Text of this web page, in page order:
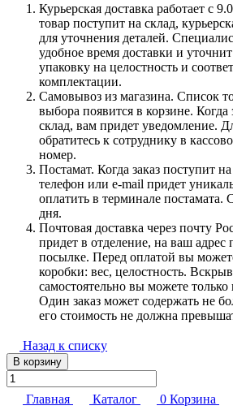
Курьерская доставка работает с
товар поступит на склад,
для уточнения деталей.
удобное время доставки и
упаковку на целостность и
комплектации.
Самовывоз из магазина. Список
выбора появится в корзине. Когда
склад, вам придет уведомление.
обратитесь к сотруднику в
номер.
Постамат. Когда заказ поступит
телефон или e-mail придет
оплатить в терминале
дня.
Почтовая доставка через почту
придет в отделение, на ваш адрес
посылке. Перед оплатой вы
коробки: вес, целостность.
самостоятельно вы можете только
Один заказ может содержать не
его стоимость не должна
Назад к списку
В корзину
Главная Каталог 0 Корзина